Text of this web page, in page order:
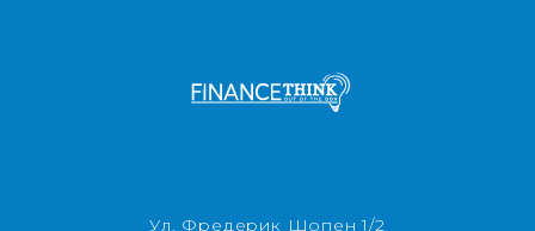
Ул. Фредерик Шопен 1/2